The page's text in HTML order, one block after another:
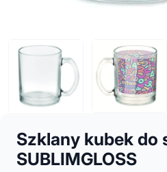
Szklany kubek do
SUBLIMGLOSS